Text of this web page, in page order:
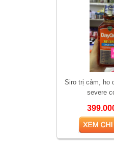
Siro trị cảm, ho
severe